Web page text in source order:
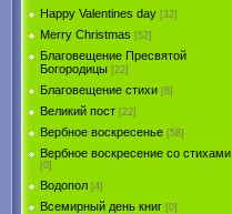
Happy Valentines day [32]
Merry Christmas [52]
Благовещение Пресвятой
Богородицы [22]
Благовещение стихи [8]
Великий пост [22]
Вербное воскресенье [58]
Вербное воскресение со стихами
[0]
Водопол [4]
Всемирный день книг [0]